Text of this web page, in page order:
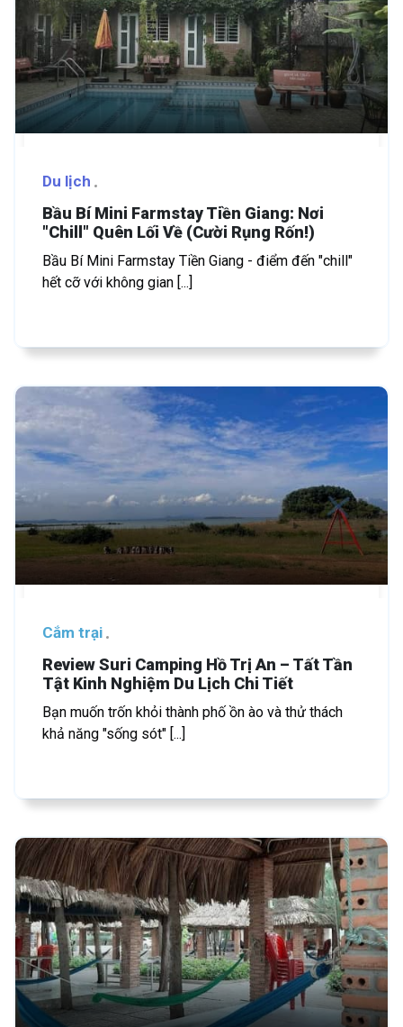
Du lịch
Bầu Bí Mini Farmstay Tiền Giang: Nơi
"Chill" Quên Lối Về (Cười Rụng Rốn!)
Bầu Bí Mini Farmstay Tiền Giang - điểm đến "chill"
hết cỡ với không gian [...]
Cắm trại
Review Suri Camping Hồ Trị An – Tất Tần
Tật Kinh Nghiệm Du Lịch Chi Tiết
Bạn muốn trốn khỏi thành phố ồn ào và thử thách
khả năng "sống sót" [...]